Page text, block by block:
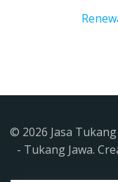
© 2026 Jasa
- Tukang Jawa.